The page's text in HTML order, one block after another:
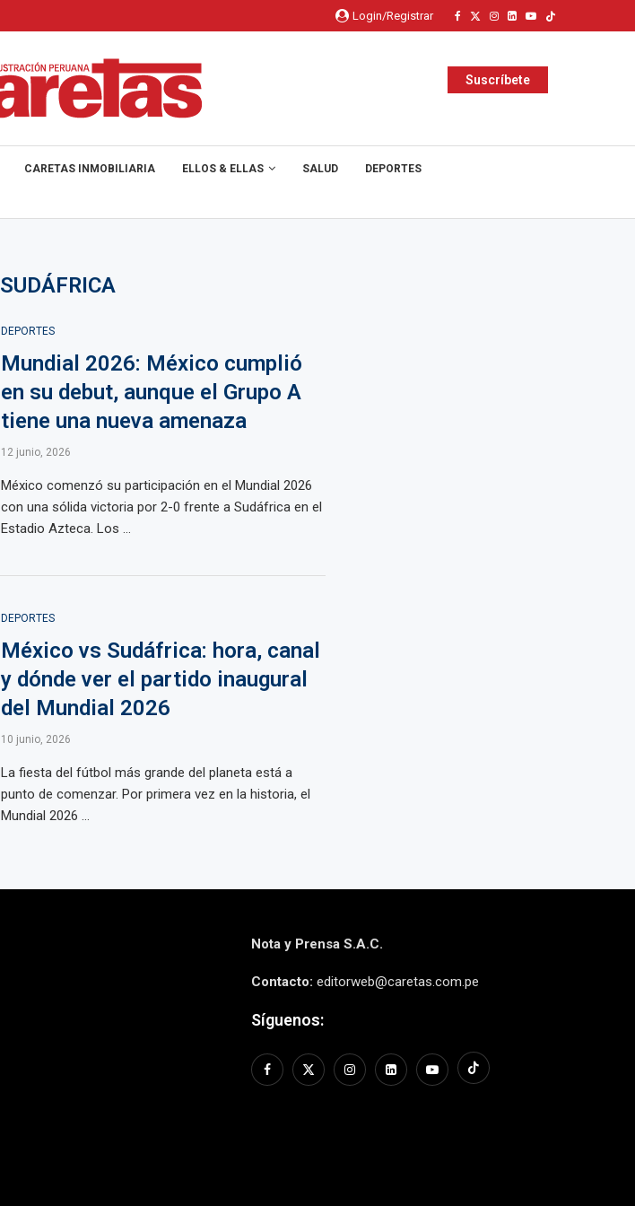
Login/Registrar
Suscríbete
CARETAS INMOBILIARIA ELLOS & ELLAS SALUD DEPORTES
SUDÁFRICA
DEPORTES
Mundial 2026: México cumplió
en su debut, aunque el Grupo A
tiene una nueva amenaza
12 junio, 2026
México comenzó su participación en el Mundial 2026
con una sólida victoria por 2-0 frente a Sudáfrica en el
Estadio Azteca. Los ...
DEPORTES
México vs Sudáfrica: hora, canal
y dónde ver el partido inaugural
del Mundial 2026
10 junio, 2026
La fiesta del fútbol más grande del planeta está a
punto de comenzar. Por primera vez en la historia, el
Mundial 2026 ...
Nota y Prensa S.A.C.
Contacto: editorweb@caretas.com.pe
Síguenos: